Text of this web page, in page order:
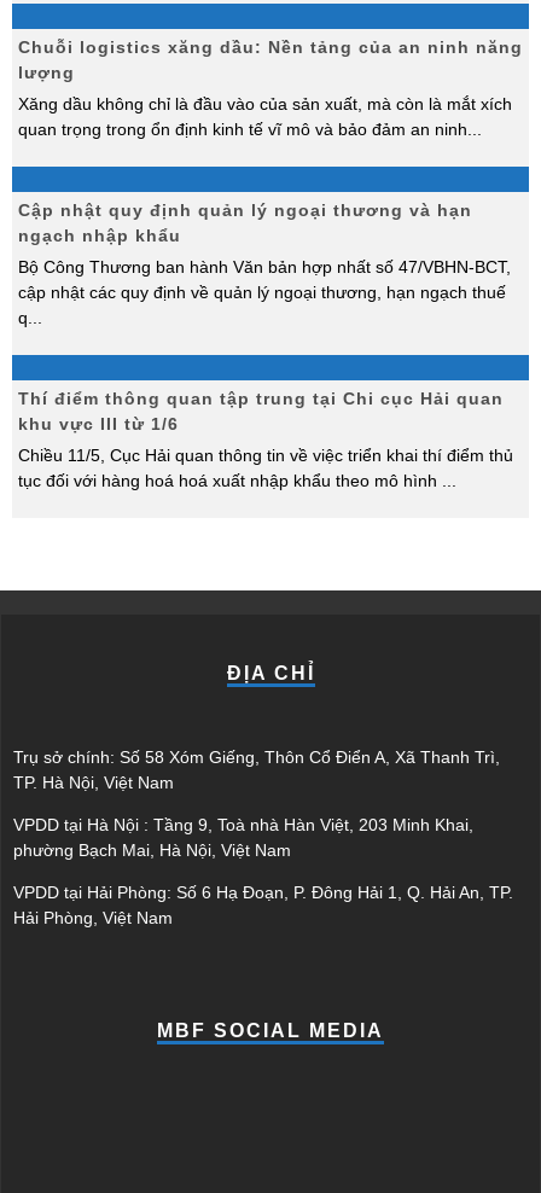
Chuỗi logistics xăng dầu: Nền tảng của an ninh năng
lượng
Xăng dầu không chỉ là đầu vào của sản xuất, mà còn là mắt xích
quan trọng trong ổn định kinh tế vĩ mô và bảo đảm an ninh
Cập nhật quy định quản lý ngoại thương và hạn
ngạch nhập khẩu
Bộ Công Thương ban hành Văn bản hợp nhất số 47/VBHN-BCT,
cập nhật các quy định về quản lý ngoại thương, hạn ngạch thuế
q
Thí điểm thông quan tập trung tại Chi cục Hải quan
khu vực III từ 1/6
Chiều 11/5, Cục Hải quan thông tin về việc triển khai thí điểm thủ
tục đối với hàng hoá hoá xuất nhập khẩu theo mô hình
ĐỊA CHỈ
Trụ sở chính: Số 58 Xóm Giếng, Thôn Cổ Điển A, Xã Thanh Trì,
TP. Hà Nội, Việt Nam
VPDD tại Hà Nội : Tầng 9, Toà nhà Hàn Việt, 203 Minh Khai,
phường Bạch Mai, Hà Nội, Việt Nam
VPDD tại Hải Phòng: Số 6 Hạ Đoạn, P. Đông Hải 1, Q. Hải An, TP.
Hải Phòng, Việt Nam
MBF SOCIAL MEDIA